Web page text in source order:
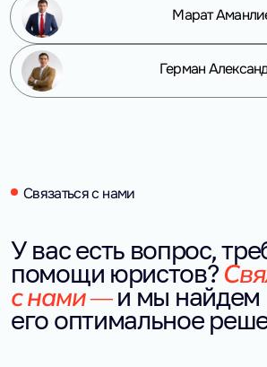
Марат
Герман
Связаться с нами
У вас есть вопрос,
помощи юристов?
с нами — и мы найдем
его оптимальное